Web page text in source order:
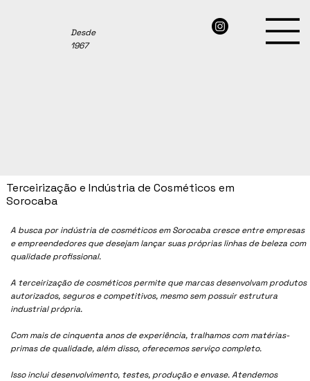
Desde
1967
A busca por indústria de cosméticos em Sorocaba cresce entre empresas
e empreendedores que desejam lançar suas próprias linhas de beleza com
qualidade profissional.
A terceirização de cosméticos permite que marcas desenvolvam produtos
autorizados, seguros e competitivos, mesmo sem possuir estrutura
industrial própria.
Com mais de cinquenta anos de experiência, tralhamos com matérias-
primas de qualidade, além disso, oferecemos serviço completo.
Isso inclui desenvolvimento, testes, produção e envase. Atendemos
Terceirização e Indústria de Cosméticos em
Sorocaba